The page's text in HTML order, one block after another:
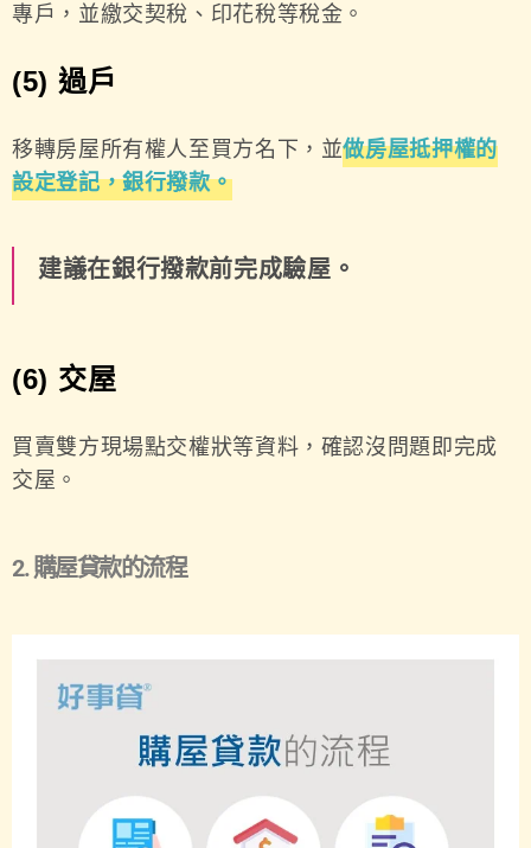
專戶，並繳交契稅、印花稅等稅金。
(5) 過戶
移轉房屋所有權人至買方名下，並做房屋抵押權的
設定登記，銀行撥款。
建議在銀行撥款前完成驗屋。
(6) 交屋
買賣雙方現場點交權狀等資料，確認沒問題即完成
交屋。
2. 購屋貸款的流程